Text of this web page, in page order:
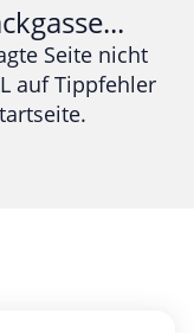
Seite nicht
auf Tippfehler